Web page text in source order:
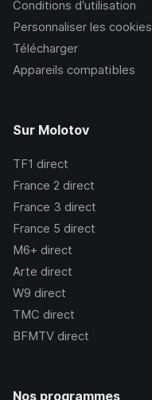
Conditions d’utilisation
Personnaliser les cookies
Télécharger
Appareils compatibles
Sur Molotov
TF1 direct
France 2 direct
France 3 direct
France 5 direct
M6+ direct
Arte direct
W9 direct
TMC direct
BFMTV direct
Nos programmes